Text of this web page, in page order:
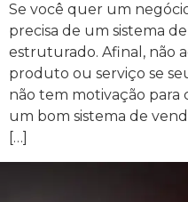
Se você quer um
precisa de um sistema
estruturado. Afinal, não
produto ou serviço se
não tem motivação para
um bom sistema de
[…]